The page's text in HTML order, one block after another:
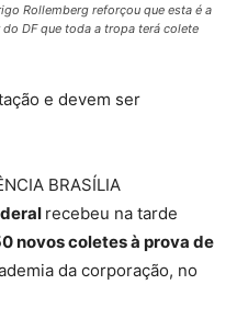
Rollemberg reforçou que esta é a
DF que toda a tropa terá colete
e devem ser
BRASÍLIA
recebeu na tarde
novos coletes à prova de
da corporação, no